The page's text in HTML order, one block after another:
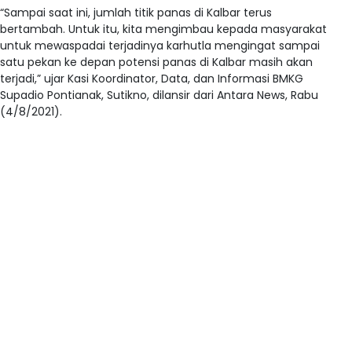
“Sampai saat ini, jumlah titik panas di Kalbar terus
bertambah. Untuk itu, kita mengimbau kepada masyarakat
untuk mewaspadai terjadinya karhutla mengingat sampai
satu pekan ke depan potensi panas di Kalbar masih akan
terjadi,” ujar Kasi Koordinator, Data, dan Informasi BMKG
Supadio Pontianak, Sutikno, dilansir dari Antara News, Rabu
(4/8/2021).